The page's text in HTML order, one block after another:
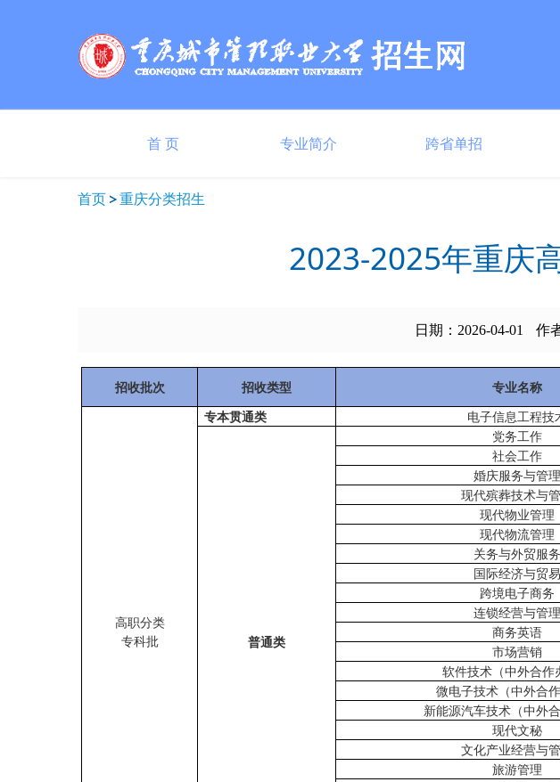
首 页 专业简介 跨省单招
首页 重庆分类招生
2023-2025年重庆
日期：2026-04-01 作
招收批次 招收类型 专业名称
高职分类
专科批
专本贯通类 电子信息工程技
普通类
党务工作
社会工作
婚庆服务与管理
现代殡葬技术与
现代物业管理
现代物流管理
关务与外贸服务
国际经济与贸易
跨境电子商务
连锁经营与管理
商务英语
市场营销
软件技术（中外合作
微电子技术（中外合作
新能源汽车技术（中外合
现代文秘
文化产业经营与
旅游管理